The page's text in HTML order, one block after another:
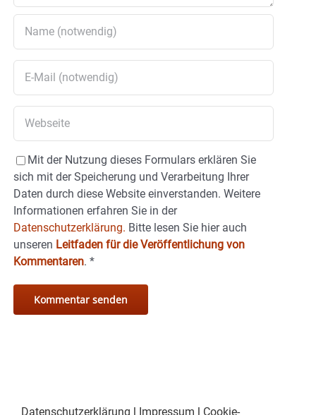
Mit der Nutzung dieses Formulars erklären Sie
sich mit der Speicherung und Verarbeitung Ihrer
Daten durch diese Website einverstanden. Weitere
Informationen erfahren Sie in der
Datenschutzerklärung. Bitte lesen Sie hier auch
unseren Leitfaden für die Veröffentlichung von
Kommentaren. *
Datenschutzerklärung | Impressum | Cookie-